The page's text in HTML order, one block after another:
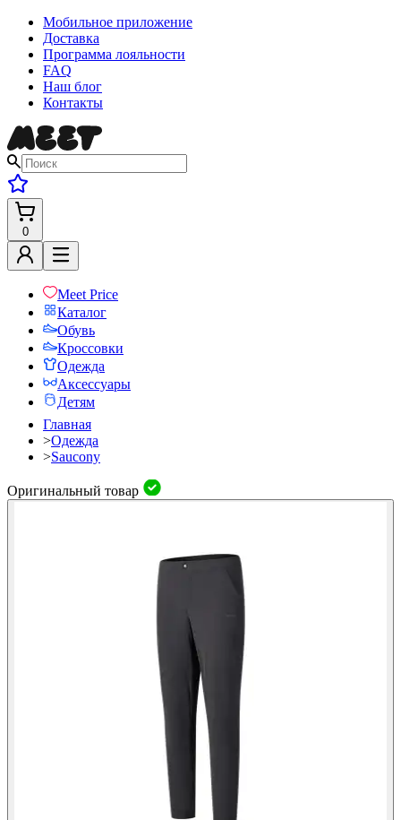
Мобильное приложение
Доставка
Программа лояльности
FAQ
Наш блог
Контакты
0
Meet Price
Каталог
Обувь
Кроссовки
Одежда
Аксессуары
Детям
Главная
>Одежда
>Saucony
Оригинальный товар